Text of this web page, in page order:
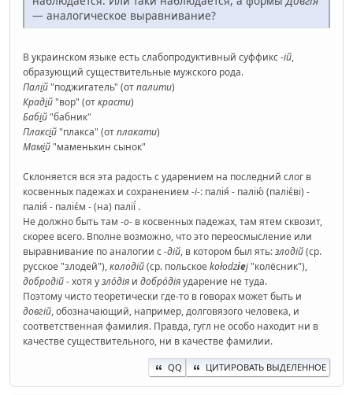
— аналогическое выравнивание?
В украинском языке есть слабопродуктивный суффикс-ій,
образующий существительные мужского рода.
Палій"поджигатель" (отпалити)
Крадій"вор" (открасти)
Бабій"бабник"
Плаксій"плакса" (отплакати)
Мамій"маменькин сынок"
Склоняется вся эта радость с ударением на последний слог в
косвенных падежах и сохранением -і-: палія́ - палію́ (паліє́ві) -
палія́ - паліє́м - (на) палії́ .
Не должно быть там -о- в косвенных падежах, там ятем сквозит,
скорее всего. Вполне возможно, что это переосмысление или
выравнивание по аналогии с-дій, в котором был ять:злодій(ср.
русское "злодей"),колодій(ср. польское kołodziej"колёсник"),
добродій- хотя узло́дія и добро́діяударение не туда.
Поэтому чисто теоретически где-то в говорах может быть и
довгій, обозначающий, например, долговязого человека, и
соответственная фамилия. Правда, гугл не особо находит ни в
качестве существительного, ни в качестве фамилии.
QQ ЦИТИРОВАТЬ ВЫДЕЛЕННОЕ